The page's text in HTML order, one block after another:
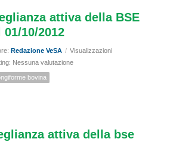
attiva della BSE
10/2012
Redazione VeSA / Visualizzazioni
Nessuna valutazione
bovina
attiva della bse